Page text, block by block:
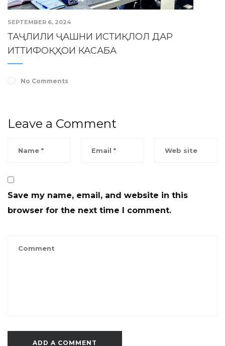
SEPTEMBER 6, 2024
ТАҶЛИЛИ ҶАШНИ ИСТИҚЛОЛ ДАР
ИТТИФОҚҲОИ КАСАБА
No Comments
Leave a Comment
Save my name, email, and website in this
browser for the next time I comment.